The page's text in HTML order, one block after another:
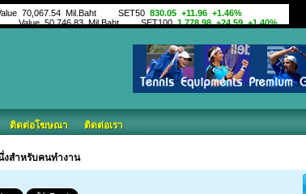
ติดต่อโฆษณา ติดต่อเรา
งสำหรับคนทำงาน